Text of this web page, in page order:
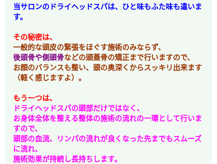
当サロンのドライヘッドスパは、ひと味もふた味も違いま
す。
その秘密は、
一般的な頭皮の緊張をほぐす施術のみならず、
後頭骨や側頭骨などの頭蓋骨の矯正まで行いますので、
お顔のバランスも整い、頭の奥深くからスッキリ出来ます
（軽く感じますよ）。
もう一つは、
ドライヘッドスパの頭部だけではなく、
お身体全体を整える整体の施術の流れの一環として行いま
すので、
頭部の血流、リンパの流れが良くなった先までもスムーズ
に流れ、
施術効果が持続し長持ちします。